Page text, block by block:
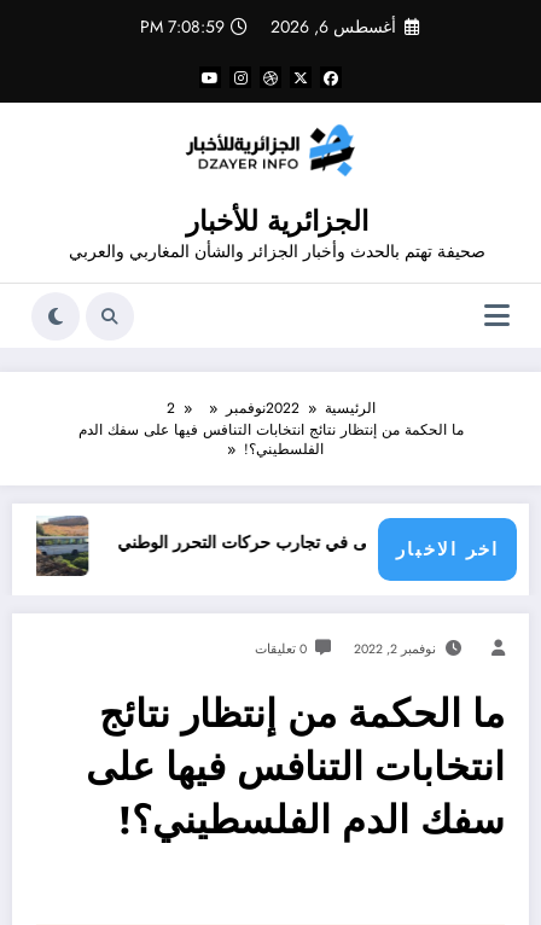
أغسطس 6, 2026 7:08:59 PM
الجزائرية للأخبار
صحيفة تهتم بالحدث وأخبار الجزائر والشأن المغاربي والعربي
الرئيسية 2022نوفمبر
2
ما الحكمة من إنتظار نتائج انتخابات التنافس فيها على سفك الدم
الفلسطيني؟!
اخر الاخبار
لا يبدع حتى في تجارب حركات التحرر الوطني
نوفمبر 2, 2022 0 تعليقات
ما الحكمة من إنتظار نتائج
انتخابات التنافس فيها على
سفك الدم الفلسطيني؟!